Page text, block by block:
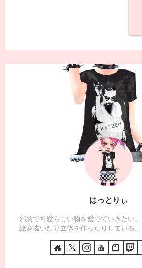
はっとりぃ
邪悪で可愛らしい物を愛でていきたい。
絵を描いたり立体を作ったりしている。